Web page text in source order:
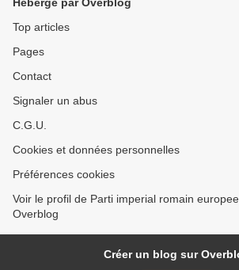
Top articles
Pages
Contact
Signaler un abus
C.G.U.
Cookies et données personnelles
Préférences cookies
Voir le profil de Parti imperial romain
Overblog
Créer un blog sur